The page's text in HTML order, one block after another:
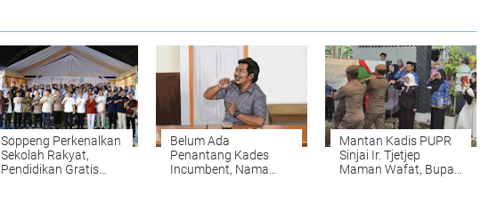
Soppeng Perkenalkan
Sekolah Rakyat,
Pendidikan Gratis
Belum Ada
Penantang Kades
Incumbent, Nama
Mantan Kadis PUPR
Sinjai Ir. Tjetjep
Maman Wafat, Bupati